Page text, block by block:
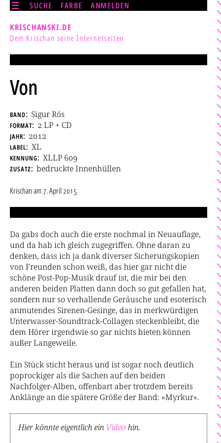
SUCHE FARBE ANMELDEN
KRISCHANSKI.DE
Dem Krischan seine Internetseiten
Von
band Sigur Rós
format 2 LP + CD
jahr 2012
label XL
kennung XLLP 609
zusatz bedruckte Innenhüllen
Krischanam7. April 2015
Da gabs doch auch die erste nochmal in Neuauflage,
und da hab ich gleich zugegriffen. Ohne daran zu
denken, dass ich ja dank diverser Sicherungskopien
von Freunden schon weiß, das hier gar nicht die
schöne Post-Pop-Musik drauf ist, die mir bei den
anderen beiden Platten dann doch so gut gefallen hat,
sondern nur so verhallende Geräusche und esoterisch
anmutendes Sirenen-Gesinge, das in merkwürdigen
Unterwasser-Soundtrack-Collagen steckenbleibt, die
dem Hörer irgendwie so gar nichts bieten können
außer Langeweile.
Ein Stück sticht heraus und ist sogar noch deutlich
poprockiger als die Sachen auf den beiden
Nachfolger-Alben, offenbart aber trotzdem bereits
Anklänge an die spätere Größe der Band: »Myrkur«.
Hier könnte eigentlich ein Video hin.